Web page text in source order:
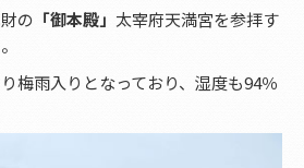
の 「御本殿」 太宰府天満宮を参拝す
梅雨入りとなっており、湿度も94％